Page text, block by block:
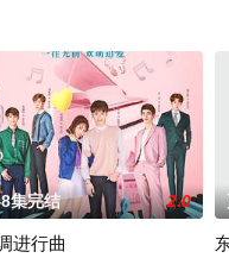
集完结 2.0
进行曲